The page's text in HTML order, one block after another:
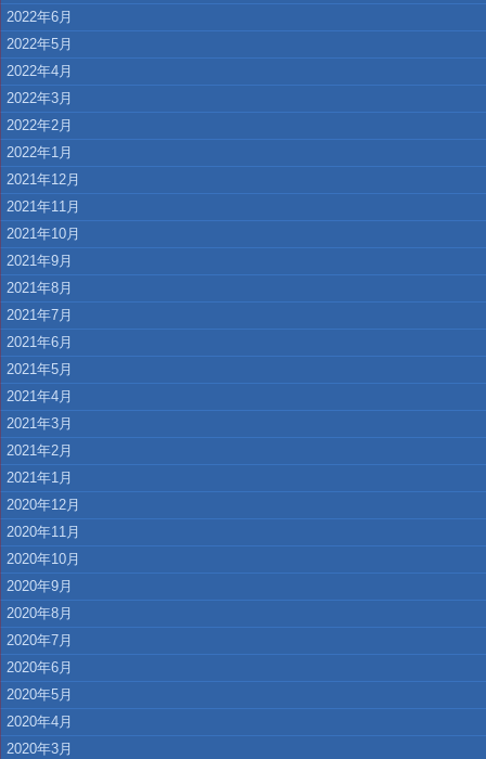
2022年6月
2022年5月
2022年4月
2022年3月
2022年2月
2022年1月
2021年12月
2021年11月
2021年10月
2021年9月
2021年8月
2021年7月
2021年6月
2021年5月
2021年4月
2021年3月
2021年2月
2021年1月
2020年12月
2020年11月
2020年10月
2020年9月
2020年8月
2020年7月
2020年6月
2020年5月
2020年4月
2020年3月